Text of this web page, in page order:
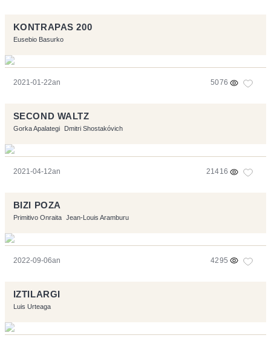
KONTRAPAS 200
Eusebio Basurko
2021-01-22an 5076
SECOND WALTZ
Gorka Apalategi Dmitri Shostakóvich
2021-04-12an 21416
BIZI POZA
Primitivo Onraita Jean-Louis Aramburu
2022-09-06an 4295
IZTILARGI
Luis Urteaga